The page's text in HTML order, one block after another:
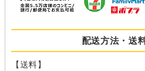
配送方法・送
【送料】